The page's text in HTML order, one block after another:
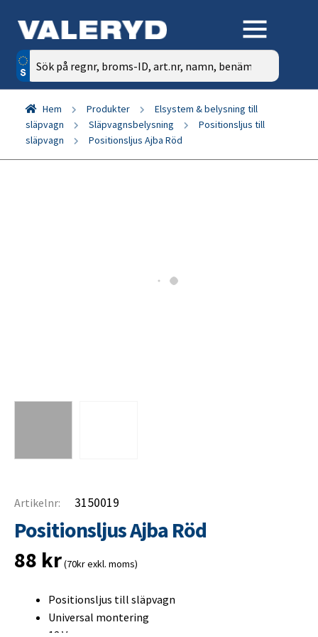
Sök
efter:
Hem Produkter
Elsystem & belysning till
släpvagn
Släpvagnsbelysning
Positionsljus till
släpvagn
Positionsljus Ajba Röd
Artikelnr: 3150019
Positionsljus Ajba Röd
88 kr(70kr exkl. moms)
Positionsljus till släpvagn
Universal montering